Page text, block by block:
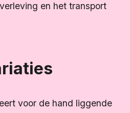
en het transport
voor de hand liggende